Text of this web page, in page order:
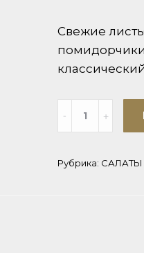
Свежие
Рубрика: САЛАТЫ